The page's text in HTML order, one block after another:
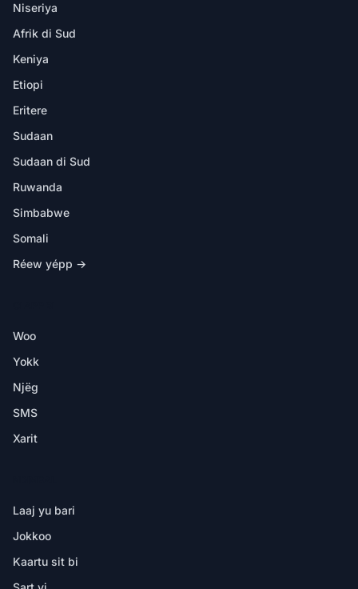
Niseriya
Afrik di Sud
Keniya
Etiopi
Eritere
Sudaan
Sudaan di Sud
Ruwanda
Simbabwe
Somali
Réew yépp →
Woo
Yokk
Njëg
SMS
Xarit
Laaj yu bari
Jokkoo
Kaartu sit bi